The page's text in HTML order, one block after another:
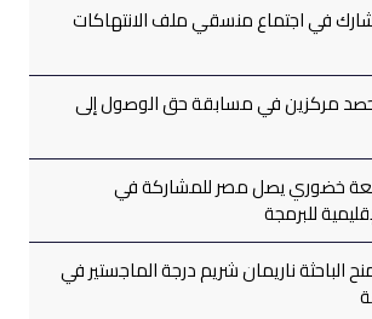
في اجتماع منسقي ملف الانتهاكات
مركزين في مسابقة حق الوصول إلى
خضوري يصل مصر للمشاركة في
للبرمجة
الباحثة ناريمان شريم درجة الماجستير في